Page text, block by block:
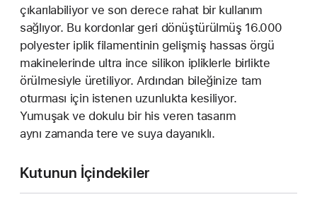
çıkarılabiliyor ve son derece rahat bir kullanım
sağlıyor. Bu kordonlar geri dönüştürülmüş 16.000
polyester iplik filamentinin gelişmiş hassas örgü
makinelerinde ultra ince silikon ipliklerle birlikte
örülmesiyle üretiliyor. Ardından bileğinize tam
oturması için istenen uzunlukta kesiliyor.
Yumuşak ve dokulu bir his veren tasarım
aynı zamanda tere ve suya dayanıklı.
Kutunun İçindekiler